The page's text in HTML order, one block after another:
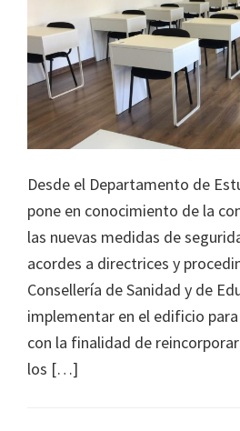
Desde el Departamento de
pone en conocimiento de la
las nuevas medidas de
acordes a directrices y
Consellería de Sanidad y de
implementar en el edificio
con la finalidad de
los […]